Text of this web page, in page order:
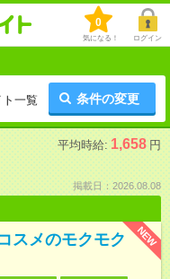
0
気になる！ ログイン
一覧 条件の変更
平均時給: 1,658 円
掲載日：2026.08.08
NEW
スメのモクモク